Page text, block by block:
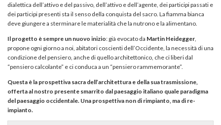
dialettica dell’attivo e del passivo, dell’attivo e dell’agente, dei participi passati e
dei participi presenti sta il senso della conquista del sacro. La fiamma bianca
deve giungere a sterminare le materialità che la nutrono e la alimentano.
Il progetto è sempre un nuovo inizio: già evocato da Martin Heidegger
propone ogni giorno a noi, abitatori coscienti dell’Occidente, la necessità di una
condizione del pensiero, anche di quello architettonico, che ci liberi dal
“pensiero calcolante” e ci conduca a un “pensiero rammemorante”.
Questa è la prospettiva sacra dell’architettura e della sua trasmissione,
offerta al nostro presente smarrito dal paesaggio italiano quale paradigma
del paesaggio occidentale. Una prospettiva non di rimpianto, ma di re-
impianto.